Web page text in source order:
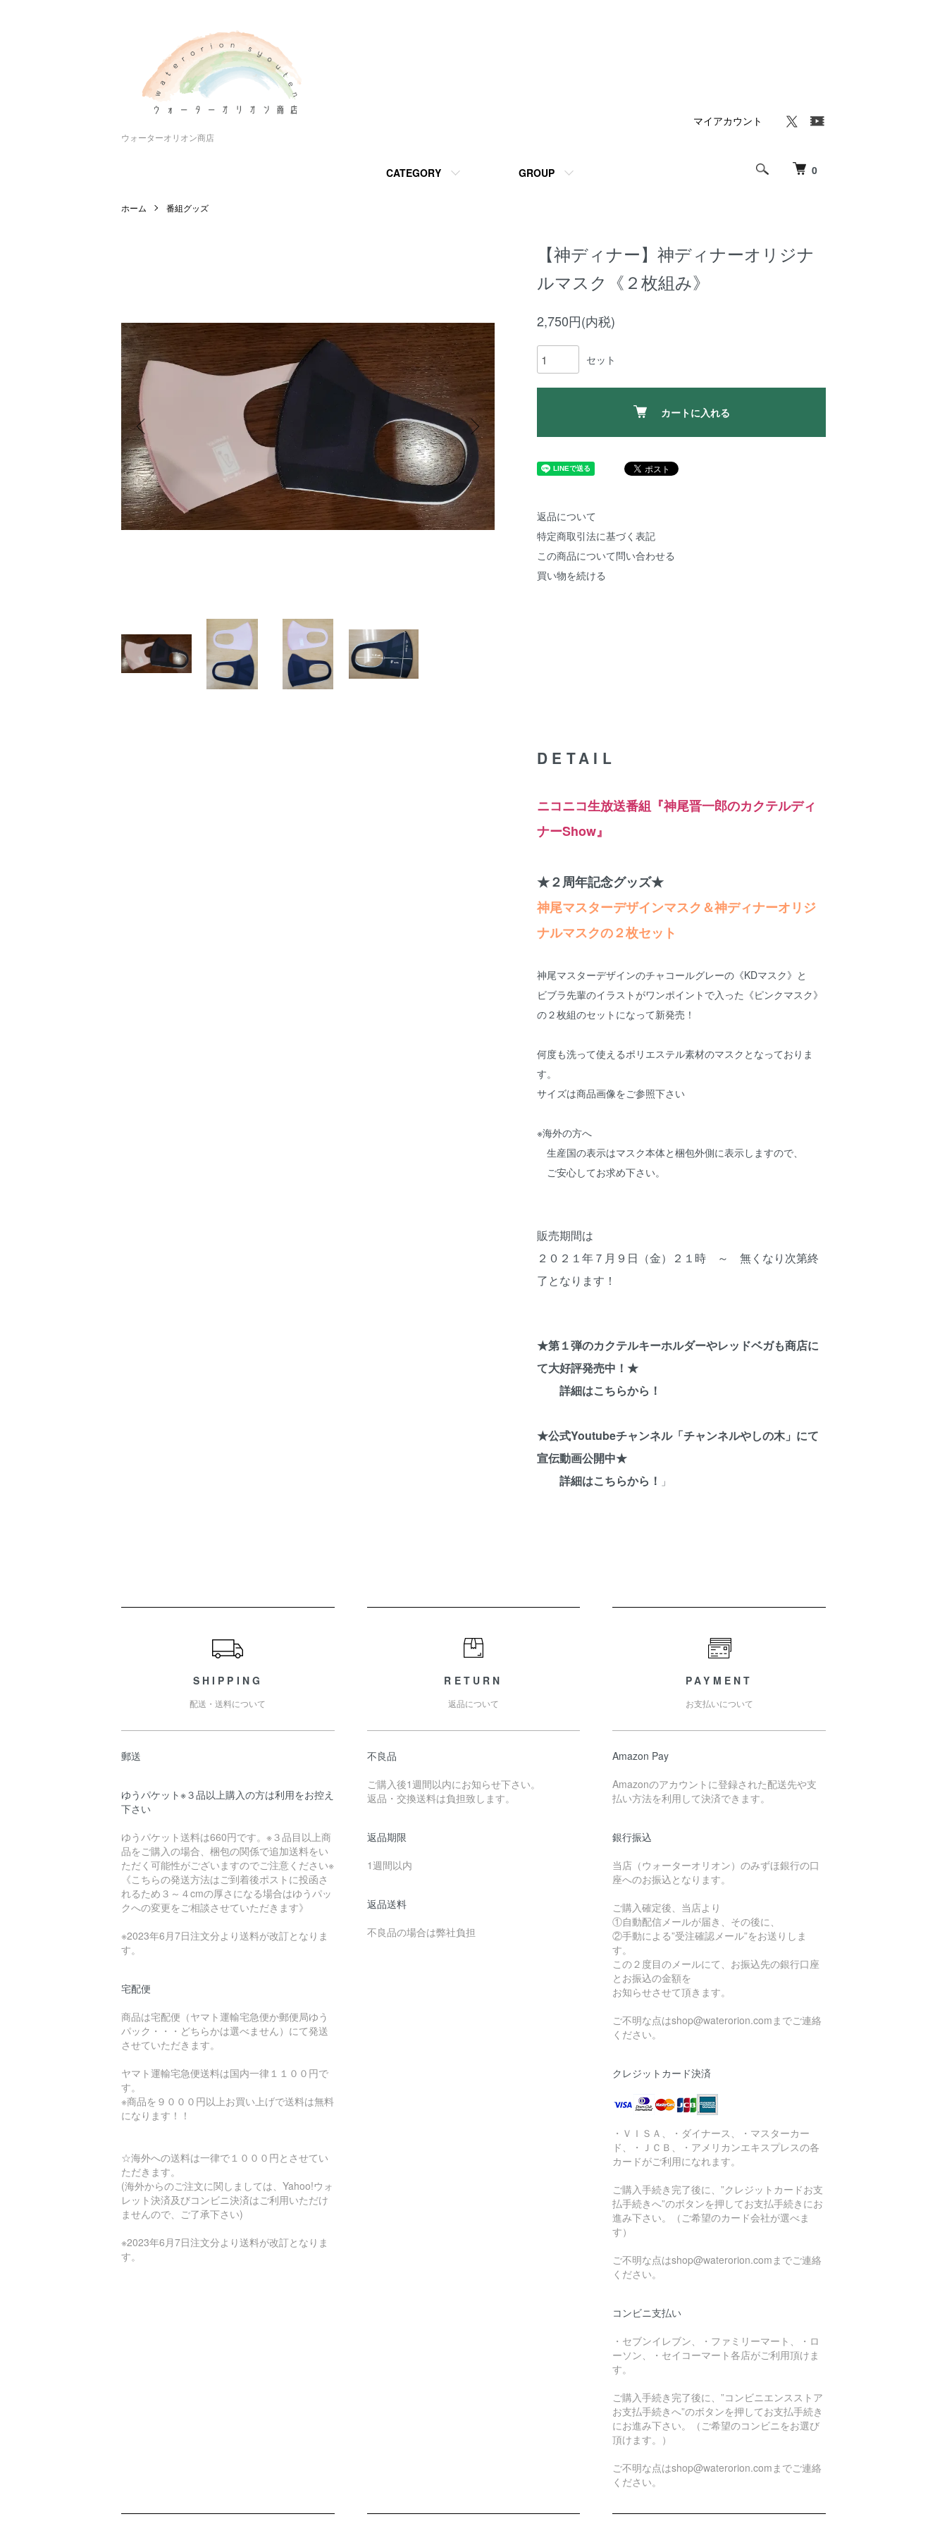
ウォーターオリオン商店
0
CATEGORY GROUP
マイアカウント
ホーム 番組グッズ
【神ディナー】神ディナーオリジナ
ルマスク《２枚組み》
2,750円(内税)
セット
カートに入れる
返品について
特定商取引法に基づく表記
この商品について問い合わせる
買い物を続ける
DETAIL
ニコニコ生放送番組『神尾晋一郎のカクテルディ
ナーShow』
★２周年記念グッズ★
神尾マスターデザインマスク＆神ディナーオリジ
ナルマスクの２枚セット
神尾マスターデザインのチャコールグレーの《KDマスク》と
ビブラ先輩のイラストがワンポイントで入った《ピンクマスク》
の２枚組のセットになって新発売！
何度も洗って使えるポリエステル素材のマスクとなっておりま
す。
サイズは商品画像をご参照下さい
※海外の方へ
生産国の表示はマスク本体と梱包外側に表示しますので、
ご安心してお求め下さい。
販売期間は
２０２１年７月９日（金）２１時 ～ 無くなり次第終
了となります！
★第１弾のカクテルキーホルダーやレッドベガも商店に
て大好評発売中！★
詳細はこちらから！
★公式Youtubeチャンネル「チャンネルやしの木」にて
宣伝動画公開中★
詳細はこちらから！ 」
SHIPPING
配送・送料について
郵送
ゆうパケット※３品以上購入の方は利用をお控え
下さい
ゆうパケット送料は660円です。※３品目以上商
品をご購入の場合、梱包の関係で追加送料をい
ただく可能性がございますのでご注意ください※
《こちらの発送方法はご到着後ポストに投函さ
れるため３～４cmの厚さになる場合はゆうパッ
クへの変更をご相談させていただきます》
※2023年6月7日注文分より送料が改訂となりま
す。
宅配便
商品は宅配便（ヤマト運輸宅急便か郵便局ゆう
パック・・・どちらかは選べません）にて発送
させていただきます。
ヤマト運輸宅急便送料は国内一律１１００円で
す。
※商品を９０００円以上お買い上げで送料は無料
になります！！
☆海外への送料は一律で１０００円とさせてい
ただきます。
(海外からのご注文に関しましては、Yahoo!ウォ
レット決済及びコンビニ決済はご利用いただけ
ませんので、ご了承下さい)
※2023年6月7日注文分より送料が改訂となりま
す。
RETURN
返品について
不良品
ご購入後1週間以内にお知らせ下さい。
返品・交換送料は負担致します。
返品期限
1週間以内
返品送料
不良品の場合は弊社負担
PAYMENT
お支払いについて
Amazon Pay
Amazonのアカウントに登録された配送先や支
払い方法を利用して決済できます。
銀行振込
当店（ウォーターオリオン）のみずほ銀行の口
座へのお振込となります。
ご購入確定後、当店より
①自動配信メールが届き、その後に、
②手動による”受注確認メール”をお送りしま
す。
この２度目のメールにて、お振込先の銀行口座
とお振込の金額を
お知らせさせて頂きます。
ご不明な点はshop@waterorion.comまでご連絡
ください。
クレジットカード決済
・ＶＩＳＡ、・ダイナース、・マスターカー
ド、・ＪＣＢ、・アメリカンエキスプレスの各
カードがご利用になれます。
ご購入手続き完了後に、”クレジットカードお支
払手続きへ”のボタンを押してお支払手続きにお
進み下さい。（ご希望のカード会社が選べま
す）
ご不明な点はshop@waterorion.comまでご連絡
ください。
コンビニ支払い
・セブンイレブン、・ファミリーマート、・ロ
ーソン、・セイコーマート各店がご利用頂けま
す。
ご購入手続き完了後に、”コンビニエンスストア
お支払手続きへ”のボタンを押してお支払手続き
にお進み下さい。（ご希望のコンビニをお選び
頂けます。）
ご不明な点はshop@waterorion.comまでご連絡
ください。